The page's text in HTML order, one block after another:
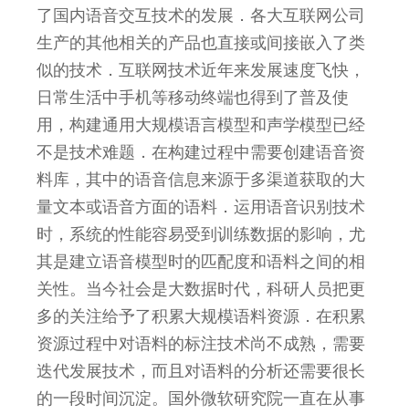
了国内语音交互技术的发展．各大互联网公司
生产的其他相关的产品也直接或间接嵌入了类
似的技术．互联网技术近年来发展速度飞快，
日常生活中手机等移动终端也得到了普及使
用，构建通用大规模语言模型和声学模型已经
不是技术难题．在构建过程中需要创建语音资
料库，其中的语音信息来源于多渠道获取的大
量文本或语音方面的语料．运用语音识别技术
时，系统的性能容易受到训练数据的影响，尤
其是建立语音模型时的匹配度和语料之间的相
关性。当今社会是大数据时代，科研人员把更
多的关注给予了积累大规模语料资源．在积累
资源过程中对语料的标注技术尚不成熟，需要
迭代发展技术，而且对语料的分析还需要很长
的一段时间沉淀。国外微软研究院一直在从事